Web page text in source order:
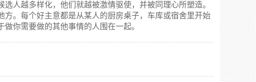
人越多样化，他们就越被激情驱使，并被同理心所塑造。
。每个好主意都是从某人的厨房桌子，车库或宿舍里开始
你需要做的其他事情的人围在一起。